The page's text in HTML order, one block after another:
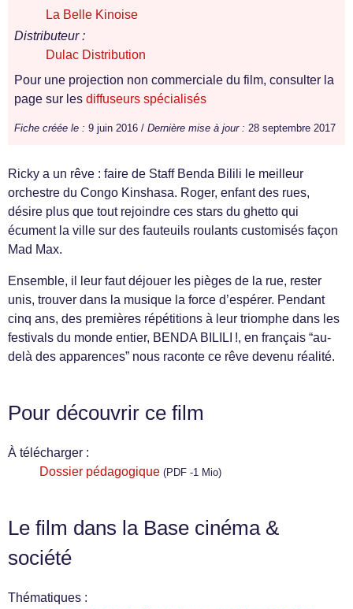
La Belle Kinoise
Distributeur :
Dulac Distribution
Pour une projection non commerciale du film, consulter la
page sur les diffuseurs spécialisés
Fiche créée le : 9 juin 2016 / Dernière mise à jour : 28 septembre 2017
Ricky a un rêve : faire de Staff Benda Bilili le meilleur
orchestre du Congo Kinshasa. Roger, enfant des rues,
désire plus que tout rejoindre ces stars du ghetto qui
écument la ville sur des fauteuils roulants customisés façon
Mad Max.
Ensemble, il leur faut déjouer les pièges de la rue, rester
unis, trouver dans la musique la force d’espérer. Pendant
cinq ans, des premières répétitions à leur triomphe dans les
festivals du monde entier, BENDA BILILI !, en français “au-
delà des apparences” nous raconte ce rêve devenu réalité.
Pour découvrir ce film
À télécharger :
Dossier pédagogique (PDF -1 Mio)
Le film dans la Base cinéma &
société
Thématiques :